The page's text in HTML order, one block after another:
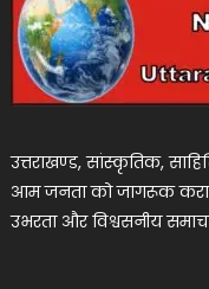
उत्तराखण्ड, सांस्कृतिक,
आम जनता को जागरूक कराना
उभरता और विश्वसनीय